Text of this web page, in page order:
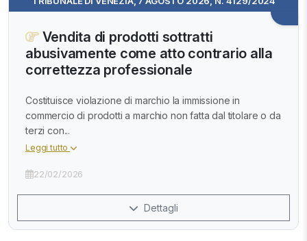
Vendita di prodotti sottratti
abusivamente come atto contrario alla
correttezza professionale
Costituisce violazione di marchio la immissione in
commercio di prodotti a marchio non fatta dal titolare o da
terzi con...
Leggi tutto
22/02/2026
Dettagli